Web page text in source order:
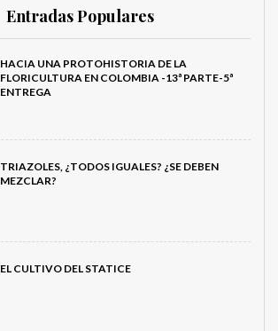
Entradas Populares
HACIA UNA PROTOHISTORIA DE LA
FLORICULTURA EN COLOMBIA -13ª PARTE-5ª
ENTREGA
TRIAZOLES, ¿TODOS IGUALES? ¿SE DEBEN
MEZCLAR?
EL CULTIVO DEL STATICE